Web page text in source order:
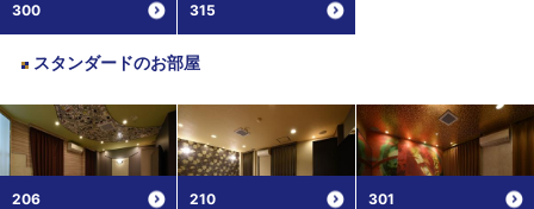
300 315
スタンダードのお部屋
206 210 301